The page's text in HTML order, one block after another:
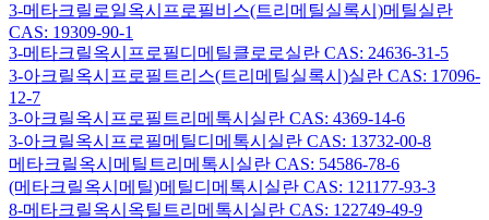
3-메타크릴로일옥시프로필비스(트리메틸실록시)메틸실란
CAS: 19309-90-1
3-메타크릴옥시프로필디메틸클로로실란 CAS: 24636-31-5
3-아크릴옥시프로필트리스(트리메틸실록시)실란 CAS: 17096-
12-7
3-아크릴옥시프로필트리메톡시실란 CAS: 4369-14-6
3-아크릴옥시프로필메틸디메톡시실란 CAS: 13732-00-8
메타크릴옥시메틸트리메톡시실란 CAS: 54586-78-6
(메타크릴옥시메틸)메틸디메톡시실란 CAS: 121177-93-3
8-메타크릴옥시옥틸트리메톡시실란 CAS: 122749-49-9